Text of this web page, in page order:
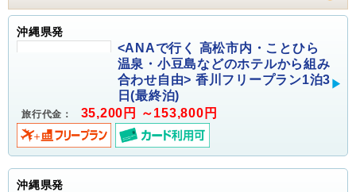
沖縄県発
<ANAで行く 高松市内・ことひら
温泉・小豆島などのホテルから組み
合わせ自由> 香川フリープラン1泊3
日(最終泊)
旅行代金： 35,200円 ～153,800円
沖縄県発